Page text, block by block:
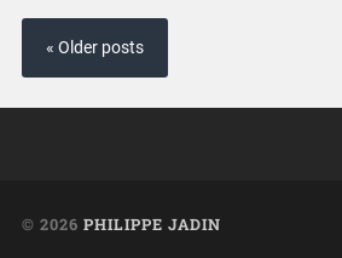
« Older posts
© 2026 PHILIPPE JADIN